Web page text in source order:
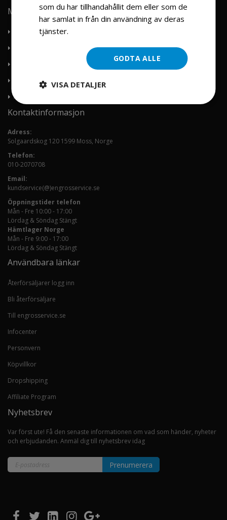
Min konto
Order historik
Avancerad sök
Kontaktinformasjon
Adress:
Solgaardskog 120 1599 Moss, Norge
Telefon:
010-2070708
Email:
kundservice(@)engrosservice.se
Öppningstider telefon
Mån - Fre 10:00 - 17:00
Lördag & Söndag Stängt
Hämtlager Norge
Mån - Fre 9:00 - 17:00
Lördag & Söndag Stängt
Användbara länkar
Återförsäljarer logg inn
Bli återförsäljare
Till engrosservice.se
Infocenter
Personvern
Köpvillkor
Dropshipping
Affiliate Program
Nyhetsbrev
Var först ute! Få den senaste informationen om vad som händer, nyheter
och erbjudanden. Anmäl dig till nyhetsbrev idag
Our
Prenumerera
som du har tillhandahållit dem eller som de
har samlat in från din användning av deras
tjänster.
GODTA ALLE
VISA DETALJER